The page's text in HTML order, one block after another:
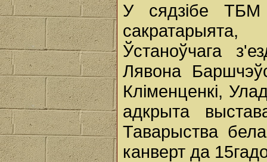
У сядзібе ТБМ
Ўстаноўчага
Лявона
Кліменценкі,
адкрыта
Таварыства
канверт да